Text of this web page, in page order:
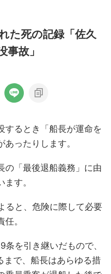
た死の記録「佐久
事故」
するとき「船長が運命を
ったりします。
の「最後退船義務」に由
す。
ると、危険に際して必要
。
条を引き継いだもので、
で、船長はあらゆる措